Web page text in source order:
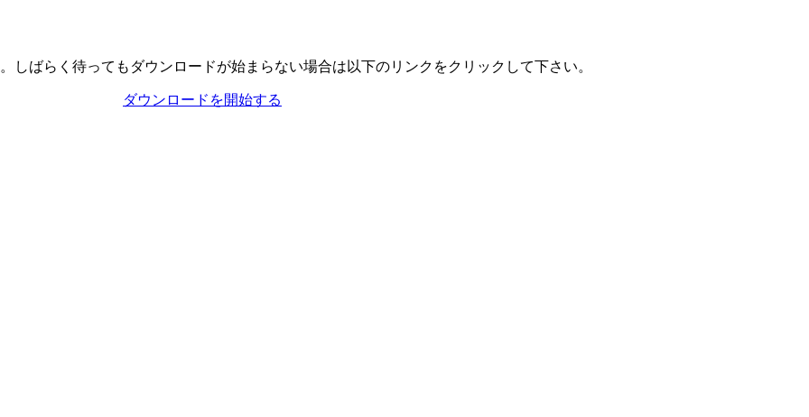
しばらく待ってもダウンロードが始まらない場合は以下のリンクをクリックして下さい。
ダウンロードを開始する